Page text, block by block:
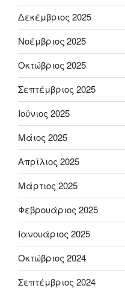
Δεκέμβριος 2025
Νοέμβριος 2025
Οκτώβριος 2025
Σεπτέμβριος 2025
Ιούνιος 2025
Μάιος 2025
Απρίλιος 2025
Μάρτιος 2025
Φεβρουάριος 2025
Ιανουάριος 2025
Οκτώβριος 2024
Σεπτέμβριος 2024